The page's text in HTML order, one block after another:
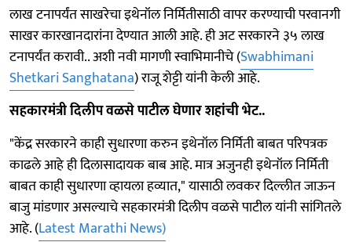
लाख टनापर्यंत साखरेचा इथेनॉल निर्मितीसाठी वापर करण्याची परवानगी
साखर कारखानदारांना देण्यात आली आहे. ही अट सरकारने ३५ लाख
टनापर्यंत करावी.. अशी नवी मागणी स्वाभिमानीचे (Swabhimani
Shetkari Sanghatana) राजू शेट्टी यांनी केली आहे.
सहकारमंत्री दिलीप वळसे पाटील घेणार शहांची भेट..
"केंद्र सरकारने काही सुधारणा करुन इथेनॉल निर्मिती बाबत परिपत्रक
काढले आहे ही दिलासादायक बाब आहे. मात्र अजुनही इथेनॉल निर्मिती
बाबत काही सुधारणा व्हायला हव्यात," यासाठी लवकर दिल्लीत जाऊन
बाजु मांडणार असल्याचे सहकारमंत्री दिलीप वळसे पाटील यांनी सांगितले
आहे. (Latest Marathi News)